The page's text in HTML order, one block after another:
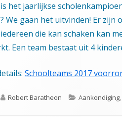
het jaarlijkse
We gaan het uitvinden! Er zijn
die kan schaken kan
Een team bestaat uit 4
Schoolteams 2017
Auteur
Robert Baratheon Categorieën
Aankondiging,